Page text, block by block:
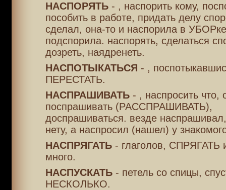
НАСПОРЯТЬ- , наспорить кому,
пособить в работе, придать делу
сделал, она-то и наспорила в
подспорила. наспорять, сделаться
дозреть, наядренеть.
НАСПОТЫКАТЬСЯ - ,
ПЕРЕСТАТЬ.
НАСПРАШИВАТЬ- , наспросить что,
поспрашивать (РАССПРАШИВАТЬ),
доспрашиваться. везде
нету, а наспросил (нашел) у
НАСПРЯГАТЬ- глаголов, СПРЯГАТЬ
много.
НАСПУСКАТЬ- петель со спицы,
НЕСКОЛЬКО.